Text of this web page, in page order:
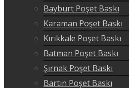
Bayburt Poşet Baskı
Karaman Poşet Baskı
Kırıkkale Poşet Baskı
Batman Poşet Baskı
Şırnak Poşet Baskı
Bartın Poşet Baskı